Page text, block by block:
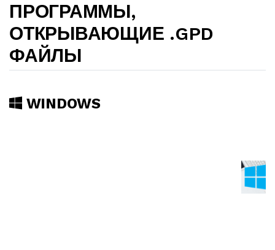
ПРОГРАММЫ,
ОТКРЫВАЮЩИЕ .GPD
ФАЙЛЫ
WINDOWS